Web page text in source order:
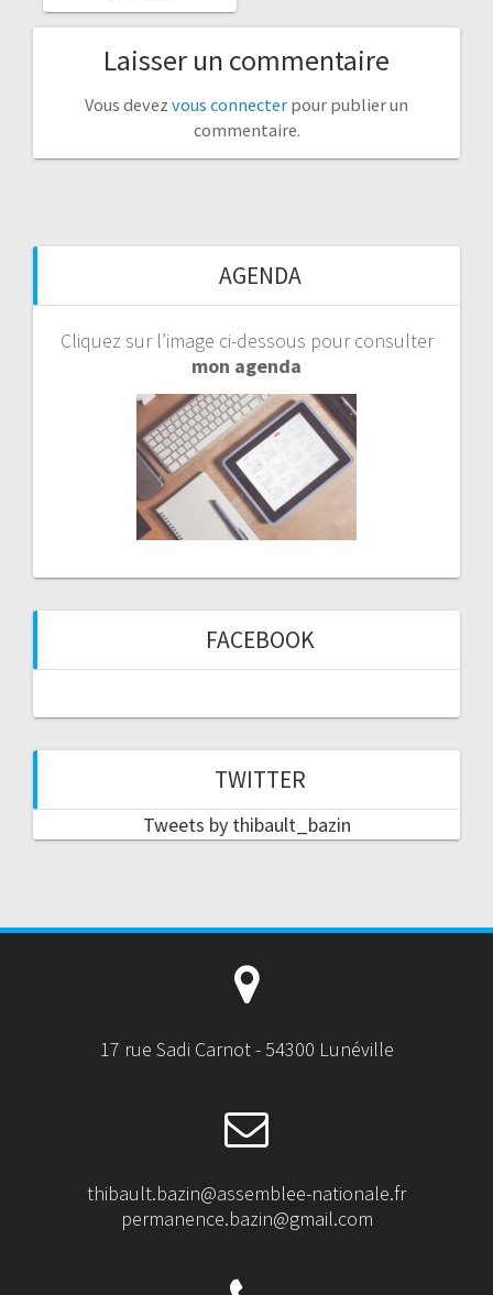
Laisser un commentaire
Vous devez vous connecter pour publier un
commentaire.
AGENDA
Cliquez sur l’image ci-dessous pour consulter
mon agenda
FACEBOOK
TWITTER
Tweets by thibault_bazin
17 rue Sadi Carnot - 54300 Lunéville
thibault.bazin@assemblee-nationale.fr
permanence.bazin@gmail.com